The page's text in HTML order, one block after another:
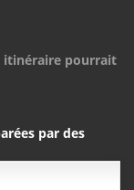
itinéraire pourrait
par des